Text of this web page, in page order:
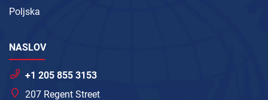
Poljska
NASLOV
+1 205 855 3153
207 Regent Street